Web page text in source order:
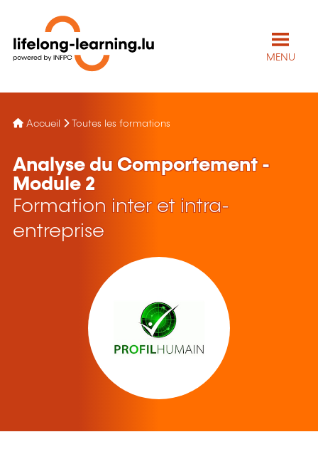
MENU
Accueil Toutes les formations
Analyse du Comportement -
Module 2
Formation inter et intra-
entreprise